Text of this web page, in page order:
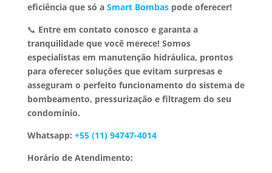
eficiência que só a Smart Bombaspode oferecer!
📞 Entre em contato conosco e garanta a
tranquilidade que você merece! Somos
especialistas em manutenção hidráulica, prontos
para oferecer soluções que evitam surpresas e
asseguram o perfeito funcionamento do sistema de
bombeamento, pressurização e filtragem do seu
condomínio.
Whatsapp: +55 (11) 94747-4014
Horário de Atendimento: